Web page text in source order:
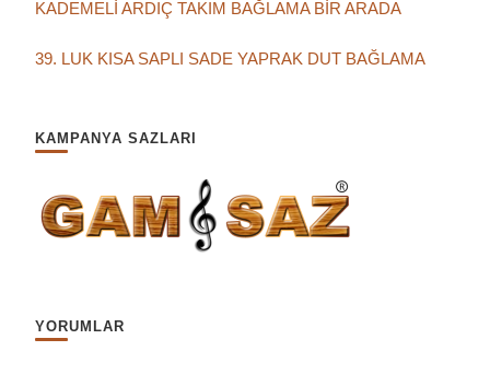
KADEMELİ ARDIÇ TAKIM BAĞLAMA BİR ARADA
39. LUK KISA SAPLI SADE YAPRAK DUT BAĞLAMA
KAMPANYA SAZLARI
YORUMLAR